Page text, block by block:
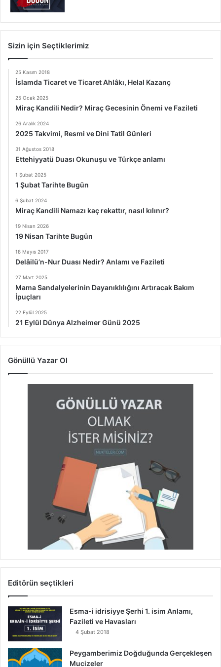
Sizin için Seçtiklerimiz
25 Kasım 2018
İslamda Ticaret ve Ticaret Ahlâkı, Helal Kazanç
25 Ocak 2025
Miraç Kandili Nedir? Miraç Gecesinin Önemi ve Fazileti
26 Aralık 2024
2025 Takvimi, Resmi ve Dini Tatil Günleri
31 Ağustos 2018
Ettehiyyatü Duası Okunuşu ve Türkçe anlamı
1 Şubat 2025
1 Şubat Tarihte Bugün
6 Şubat 2024
Miraç Kandili Namazı kaç rekattır, nasıl kılınır?
19 Nisan 2026
19 Nisan Tarihte Bugün
18 Mayıs 2017
Delâilü’n-Nur Duası Nedir? Anlamı ve Fazileti
27 Mart 2025
Mama Sandalyelerinin Dayanıklılığını Artıracak Bakım
İpuçları
22 Eylül 2025
21 Eylül Dünya Alzheimer Günü 2025
Gönüllü Yazar Ol
Editörün seçtikleri
Esma-i idrisiyye Şerhi 1. isim Anlamı,
Fazileti ve Havasları
4 Şubat 2018
Peygamberimiz Doğduğunda Gerçekleşen
Mucizeler